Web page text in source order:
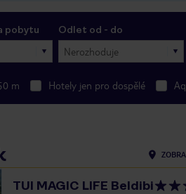
pobytu Odlet od - do
Nerozhoduje
m Hotely jen pro dospělé
TUI MAGIC LIFE Beldibi